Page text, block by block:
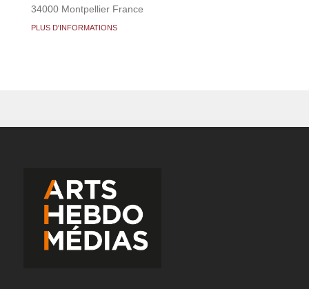
34000 Montpellier France
PLUS D'INFORMATIONS